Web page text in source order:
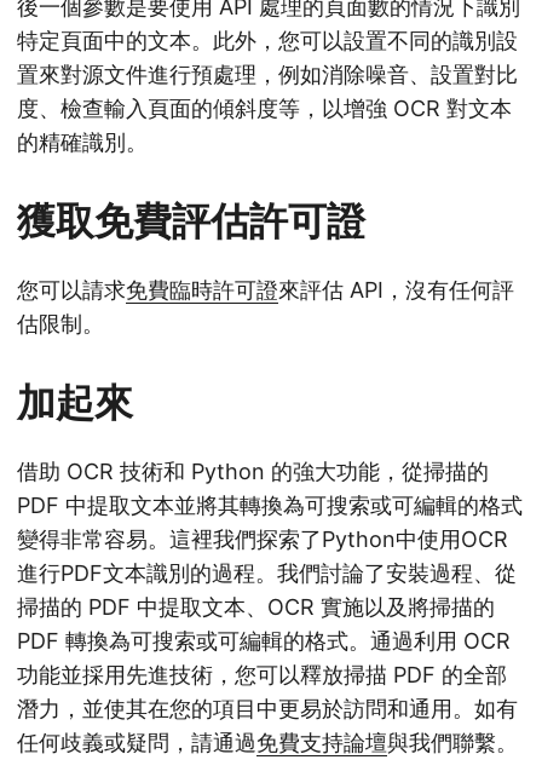
後一個參數是要使用 API 處理的頁面數的情況下識別
特定頁面中的文本。此外，您可以設置不同的識別設
置來對源文件進行預處理，例如消除噪音、設置對比
度、檢查輸入頁面的傾斜度等，以增強 OCR 對文本
的精確識別。
獲取免費評估許可證
您可以請求免費臨時許可證來評估 API，沒有任何評
估限制。
加起來
借助 OCR 技術和 Python 的強大功能，從掃描的
PDF 中提取文本並將其轉換為可搜索或可編輯的格式
變得非常容易。這裡我們探索了Python中使用OCR
進行PDF文本識別的過程。我們討論了安裝過程、從
掃描的 PDF 中提取文本、OCR 實施以及將掃描的
PDF 轉換為可搜索或可編輯的格式。通過利用 OCR
功能並採用先進技術，您可以釋放掃描 PDF 的全部
潛力，並使其在您的項目中更易於訪問和通用。如有
任何歧義或疑問，請通過免費支持論壇與我們聯繫。